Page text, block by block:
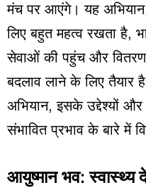
मंच पर आएंगे। यह
लिए बहुत महत्व रखता है,
सेवाओं की पहुंच और वितरण
बदलाव लाने के लिए
अभियान, इसके उद्देश्यों
संभावित प्रभाव के बारे में
आयुष्मान भव: स्वास्थ्य